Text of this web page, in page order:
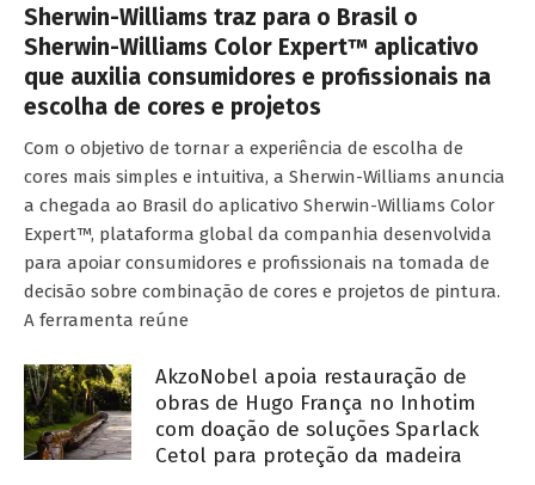
Sherwin-Williams traz para o Brasil o
Sherwin-Williams Color Expert™ aplicativo
que auxilia consumidores e profissionais na
escolha de cores e projetos
Com o objetivo de tornar a experiência de escolha de
cores mais simples e intuitiva, a Sherwin-Williams anuncia
a chegada ao Brasil do aplicativo Sherwin-Williams Color
Expert™, plataforma global da companhia desenvolvida
para apoiar consumidores e profissionais na tomada de
decisão sobre combinação de cores e projetos de pintura.
A ferramenta reúne
AkzoNobel apoia restauração de
obras de Hugo França no Inhotim
com doação de soluções Sparlack
Cetol para proteção da madeira